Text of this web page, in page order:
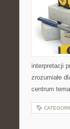
interpretacji
zrozumiałe
centrum